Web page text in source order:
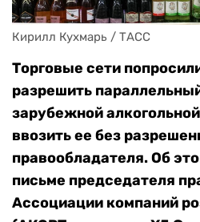
Кирилл Кухмарь / ТАСС
Торговые сети
разрешить
зарубежной
ввозить ее без
правообладателя. Об
письме председателя
Ассоциации компаний